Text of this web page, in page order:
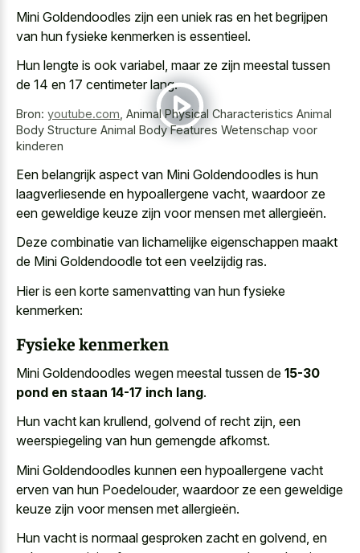
Mini Goldendoodles zijn een uniek ras en het begrijpen
van hun fysieke kenmerken is essentieel.
Hun lengte is ook variabel, maar ze zijn meestal tussen
de 14 en 17 centimeter lang.
Bron: youtube.com Animal Physical Characteristics Animal
Body Structure Animal Body Features Wetenschap voor
kinderen
Een belangrijk aspect van Mini Goldendoodles is hun
laagverliesende en hypoallergene vacht, waardoor ze
een geweldige keuze zijn voor mensen met allergieën.
Deze combinatie van lichamelijke eigenschappen maakt
de Mini Goldendoodle tot een veelzijdig ras.
Hier is een korte samenvatting van hun fysieke
kenmerken:
Fysieke kenmerken
Mini Goldendoodles wegen meestal tussen de 15-30
pond en staan 14-17 inch lang.
Hun vacht kan krullend, golvend of recht zijn, een
weerspiegeling van hun gemengde afkomst.
Mini Goldendoodles kunnen een hypoallergene vacht
erven van hun Poedelouder, waardoor ze een geweldige
keuze zijn voor mensen met allergieën.
Hun vacht is normaal gesproken zacht en golvend, en